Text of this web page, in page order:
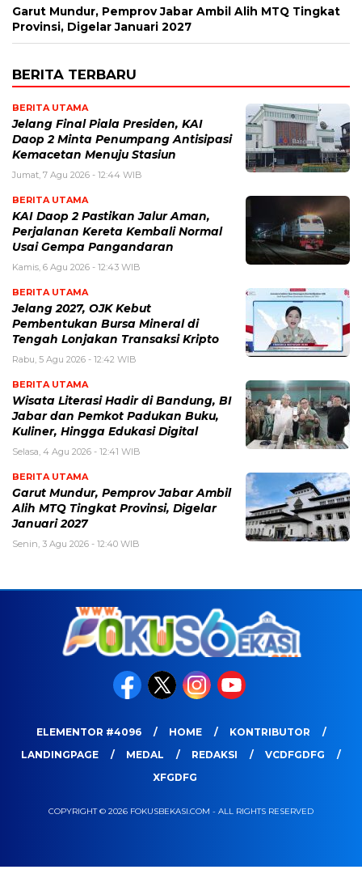
Garut Mundur, Pemprov Jabar Ambil Alih MTQ Tingkat
Provinsi, Digelar Januari 2027
BERITA TERBARU
BERITA UTAMA
Jelang Final Piala Presiden, KAI
Daop 2 Minta Penumpang Antisipasi
Kemacetan Menuju Stasiun
Jumat, 7 Agu 2026 - 12:44 WIB
BERITA UTAMA
KAI Daop 2 Pastikan Jalur Aman,
Perjalanan Kereta Kembali Normal
Usai Gempa Pangandaran
Kamis, 6 Agu 2026 - 12:43 WIB
BERITA UTAMA
Jelang 2027, OJK Kebut
Pembentukan Bursa Mineral di
Tengah Lonjakan Transaksi Kripto
Rabu, 5 Agu 2026 - 12:42 WIB
BERITA UTAMA
Wisata Literasi Hadir di Bandung, BI
Jabar dan Pemkot Padukan Buku,
Kuliner, Hingga Edukasi Digital
Selasa, 4 Agu 2026 - 12:41 WIB
BERITA UTAMA
Garut Mundur, Pemprov Jabar Ambil
Alih MTQ Tingkat Provinsi, Digelar
Januari 2027
Senin, 3 Agu 2026 - 12:40 WIB
ELEMENTOR #4096 HOME
KONTRIBUTOR
LANDINGPAGE
MEDAL REDAKSI
VCDFGDFG
XFGDFG
COPYRIGHT © 2026 FOKUSBEKASI.COM - ALL RIGHTS RESERVED